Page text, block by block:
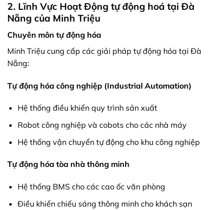
2. Lĩnh Vực Hoạt Động tự động hoá tại Đà
Nẵng của Minh Triệu
Chuyên môn tự động hóa
Minh Triệu cung cấp các giải pháp tự động hóa tại Đà
Nẵng:
Tự động hóa công nghiệp (Industrial Automation)
Hệ thống điều khiển quy trình sản xuất
Robot công nghiệp và cobots cho các nhà máy
Hệ thống vận chuyển tự động cho khu công nghiệp
Tự động hóa tòa nhà thông minh
Hệ thống BMS cho các cao ốc văn phòng
Điều khiển chiếu sáng thông minh cho khách sạn